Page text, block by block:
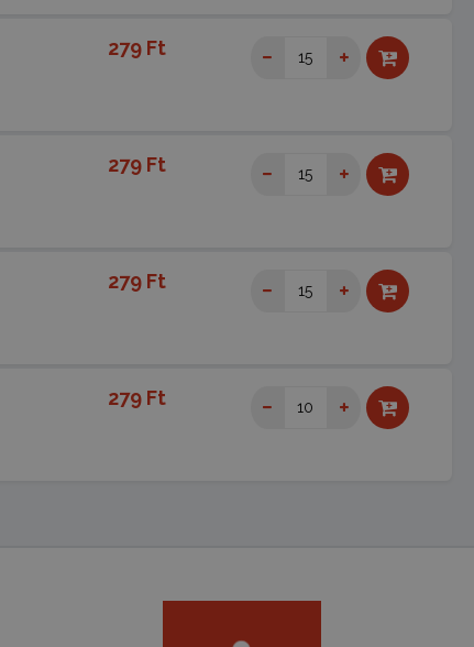
279 Ft
279 Ft
279 Ft
279 Ft